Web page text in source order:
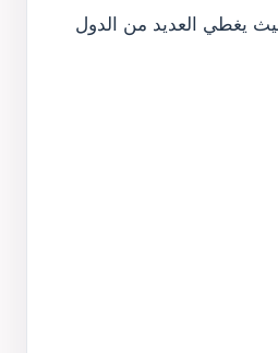
حيث يغطي العديد من الدول